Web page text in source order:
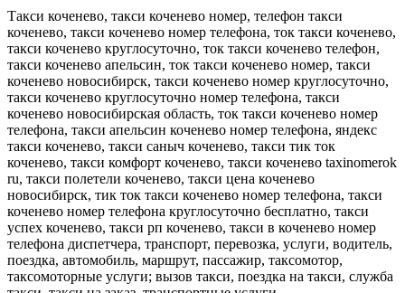
Такси коченево, такси коченево номер, телефон такси
коченево, такси коченево номер телефона, ток такси коченево,
такси коченево круглосуточно, ток такси коченево телефон,
такси коченево апельсин, ток такси коченево номер, такси
коченево новосибирск, такси коченево номер круглосуточно,
такси коченево круглосуточно номер телефона, такси
коченево новосибирская область, ток такси коченево номер
телефона, такси апельсин коченево номер телефона, яндекс
такси коченево, такси саныч коченево, такси тик ток
коченево, такси комфорт коченево, такси коченево taxinomerok
ru, такси полетели коченево, такси цена коченево
новосибирск, тик ток такси коченево номер телефона, такси
коченево номер телефона круглосуточно бесплатно, такси
успех коченево, такси рп коченево, такси в коченево номер
телефона диспетчера, транспорт, перевозка, услуги, водитель,
поездка, автомобиль, маршрут, пассажир, таксомотор,
таксомоторные услуги; вызов такси, поездка на такси, служба